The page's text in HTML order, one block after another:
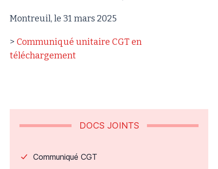
Montreuil, le 31 mars 2025
> Communiqué unitaire CGT en
téléchargement
DOCS JOINTS
Communiqué CGT